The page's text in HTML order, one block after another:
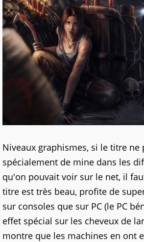
Niveaux graphismes, si le titre ne
spécialement de mine dans les
qu'on pouvait voir sur le net, il
titre est très beau, profite de
sur consoles que sur PC (le PC
effet spécial sur les cheveux de
montre que les machines en ont